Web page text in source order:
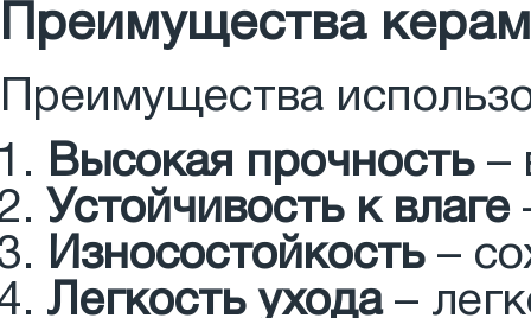
Преимущества
Преимущества
Высокая прочность–
Устойчивость к влаге
Износостойкость–
Легкость ухода–